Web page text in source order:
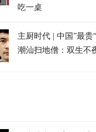
吃一桌
主厨时代 | 中国”最贵
潮汕扫地僧：双生不